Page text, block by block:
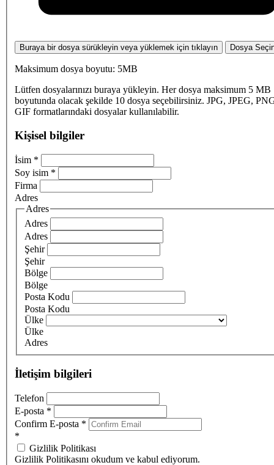
Buraya bir dosya sürükleyin veya yüklemek için tıklayın Dosya
Maksimum dosya boyutu: 5MB
Lütfen dosyalarınızı buraya yükleyin. Her dosya maksimum 5 MB
boyutunda olacak şekilde 10 dosya seçebilirsiniz. JPG, JPEG,
GIF formatlarındaki dosyalar kullanılabilir.
Kişisel bilgiler
İsim *
Soy isim *
Firma
Adres
Adres
Adres
Adres
Şehir
Şehir
Bölge
Bölge
Posta Kodu
Posta Kodu
Ülke
Ülke
Adres
İletişim bilgileri
Telefon
E-posta *
Confirm E-posta *
*
Gizlilik Politikası
Gizlilik Politikasını okudum ve kabul ediyorum.